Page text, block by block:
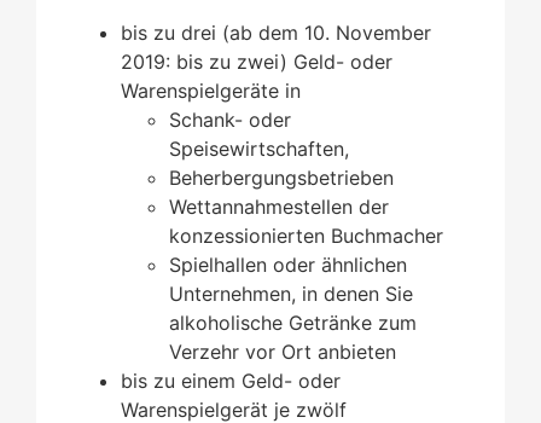
bis zu drei (ab dem 10. November
2019: bis zu zwei) Geld- oder
Warenspielgeräte in
Schank- oder
Speisewirtschaften,
Beherbergungsbetrieben
Wettannahmestellen der
konzessionierten Buchmacher
Spielhallen oder ähnlichen
Unternehmen, in denen Sie
alkoholische Getränke zum
Verzehr vor Ort anbieten
bis zu einem Geld- oder
Warenspielgerät je zwölf